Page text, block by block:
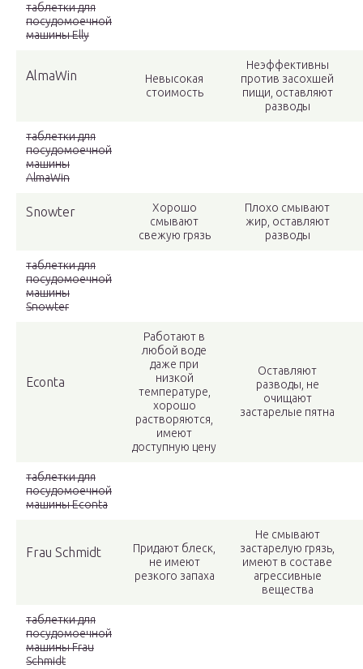
таблетки для
посудомоечной
машины Elly
AlmaWin
Невысокая
стоимость
Неэффективны
против засохшей
пищи, оставляют
разводы
таблетки для
посудомоечной
машины
AlmaWin
Snowter
Хорошо
смывают
свежую грязь
Плохо смывают
жир, оставляют
разводы
таблетки для
посудомоечной
машины
Snowter
Econta
Работают в
любой воде
даже при
низкой
температуре,
хорошо
растворяются,
имеют
доступную цену
Оставляют
разводы, не
очищают
застарелые пятна
таблетки для
посудомоечной
машины Econta
Frau Schmidt
Придают блеск,
не имеют
резкого запаха
Не смывают
застарелую грязь,
имеют в составе
агрессивные
вещества
таблетки для
посудомоечной
машины Frau
Schmidt